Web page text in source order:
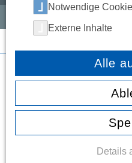
←So groß wie noch nie:
Bankazubis an
Viele Wege - ein
Notwendige
Externe Inhalte
Alle
Details